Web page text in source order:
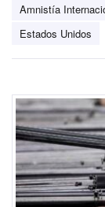
Amnistía
Estados Unidos